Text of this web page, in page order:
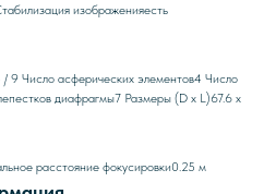
изображенияесть
/ 9 Число асферических элементов4 Число
диафрагмы7 Размеры (D x L)67.6 x
расстояние фокусировки0.25 м